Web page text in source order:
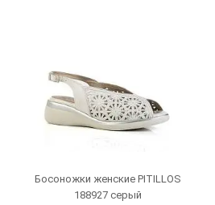
Босоножки женские PITILLOS
188927 серый